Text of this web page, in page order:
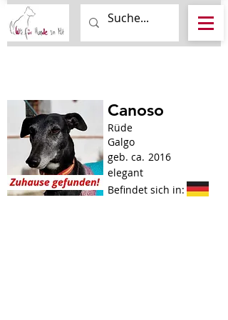
Canoso
Rüde
Galgo
geb. ca. 2016
elegant
Befindet sich in: